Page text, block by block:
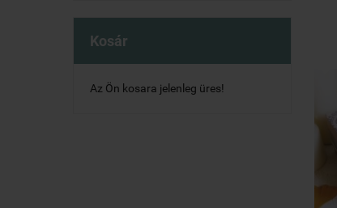
Kosár
Az Ön kosara jelenleg üres!